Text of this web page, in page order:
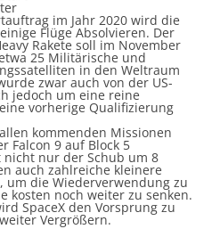
im Jahr 2020 wird die
Flüge Absolvieren. Der
Rakete soll im November
25 Militärische und
in den Weltraum
zwar auch von der US-
jedoch um eine reine
vorherige Qualifizierung
kommenden Missionen
Falcon 9 auf Block 5
nur der Schub um 8
auch zahlreiche kleinere
um die Wiederverwendung zu
kosten noch weiter zu senken.
SpaceX den Vorsprung zu
Vergrößern.